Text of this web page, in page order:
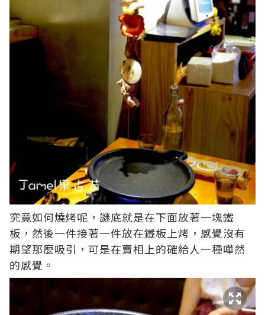
究竟如何燒烤呢，謎底就是在下面放著一塊鐵
板，然後一件接著一件放在鐵板上烤，感覺沒有
期望那麼吸引，可是在賣相上的確給人一種嘩然
的感覺。